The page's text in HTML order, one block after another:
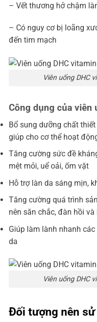
– Vết thương hở chậm
– Có nguy cơ bị loãng
đến tim mạch
Viên uống DHC
Công dụng của viên
Bổ sung dưỡng chất
giúp cho cơ thể hoạt
Tăng cường sức đề
mệt mỏi, uể oải, ốm vặt
Hỗ trợ làn da sáng mịn,
Tăng cường quá trình
nên săn chắc, đàn hồi
Giúp làm lành nhanh
da
Viên uống DHC
Đối tượng nên sử